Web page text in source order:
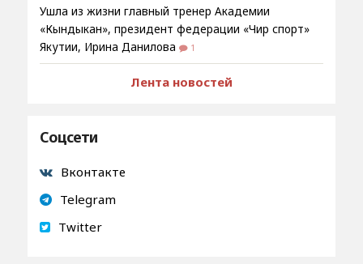
Ушла из жизни главный тренер Академии
«Кындыкан», президент федерации «Чир спорт»
Якутии, Ирина Данилова
1
Лента новостей
Соцсети
Вконтакте
Telegram
Twitter